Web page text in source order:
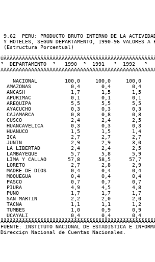
9.62  PERU: PRODUCTO BRUTO INTERNO DE LA ACTIVIDAD
Y HOTELES, SEGUN DEPARTAMENTO, 1990-96 VALORES A
(Estructura Porcentual)
³  DEPARTAMENTO  ³   1990  ³  1991   ³  1992
NACIONAL         100,0     100,0     100,0
AMAZONAS             0,4       0,4       0,4
ANCASH               1,7       1,5       1,5
APURIMAC             0,1       0,1       0,1
AREQUIPA             5,5       5,5       5,5
AYACUCHO             0,3       0,3       0,3
CAJAMARCA            0,8       0,8       0,8
CUSCO                2,4       2,4       2,5
HUANCAVELICA         0,3       0,3       0,3
HUANUCO              1,5       1,5       1,4
ICA                  2,7       2,7       2,7
JUNIN                2,9       2,9       3,0
LA LIBERTAD          2,4       2,4       2,5
LAMBAYEQUE           5,7       5,8       5,9
LIMA Y CALLAO       57,8      58,5      57,7
LORETO               2,7       2,8       2,9
MADRE DE DIOS        0,4       0,4       0,4
MOQUEGUA             0,4       0,4       0,4
PASCO                0,7       0,7       0,7
PIURA                4,9       4,5       4,8
PUNO                 1,7       1,7       1,7
SAN MARTIN           2,2       2,0       2,0
TACNA                1,1       1,1       1,2
TUMBES               1,0       0,9       0,9
UCAYALI              0,4       0,4       0,4
FUENTE: INSTITUTO NACIONAL DE ESTADISTICA E